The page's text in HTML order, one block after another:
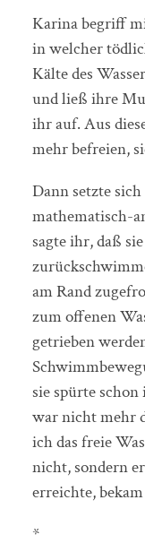
Karina begriff
in welcher
Kälte des
und ließ ihre
ihr auf. Aus
mehr befreien,
Dann setzte
mathematisch-
sagte ihr, daß
am Rand
zum offenen
getrieben
sie spürte
war nicht mehr
ich das freie
nicht, sondern
erreichte,
*